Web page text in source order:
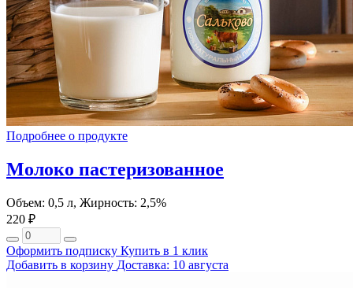
Подробнее о продукте
Молоко пастеризованное
Объем: 0,5 л, Жирность: 2,5%
220 ₽
Оформить подписку Купить в 1 клик
Добавить в корзину Доставка: 10 августа